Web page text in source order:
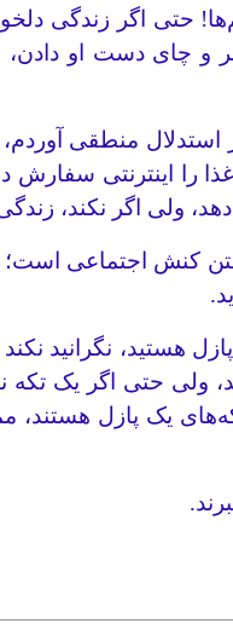
حتی اگر زندگی
و چای دست او دادن،
منطقی آوردم،
اینترنتی سفارش
ولی اگر نکند،
کنش اجتماعی است؛
هستید، نگرانید
ولی حتی اگر یک تکه
یک پازل